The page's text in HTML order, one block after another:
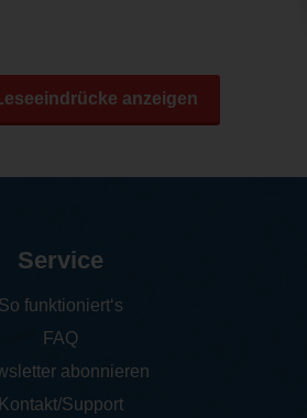
anzeigen
Service
So funktioniert‘s
FAQ
abonnieren
Kontakt/Support